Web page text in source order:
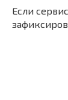
Если